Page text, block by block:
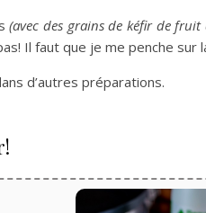
(avec des grains de kéfir de fruit
Il faut que je me penche sur
d’autres préparations.